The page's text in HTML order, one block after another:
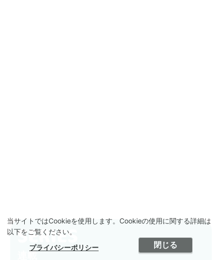
当サイトではCookieを使用します。Cookieの使用に関する詳細は
以下をご覧ください。
プライバシーポリシー
閉じる